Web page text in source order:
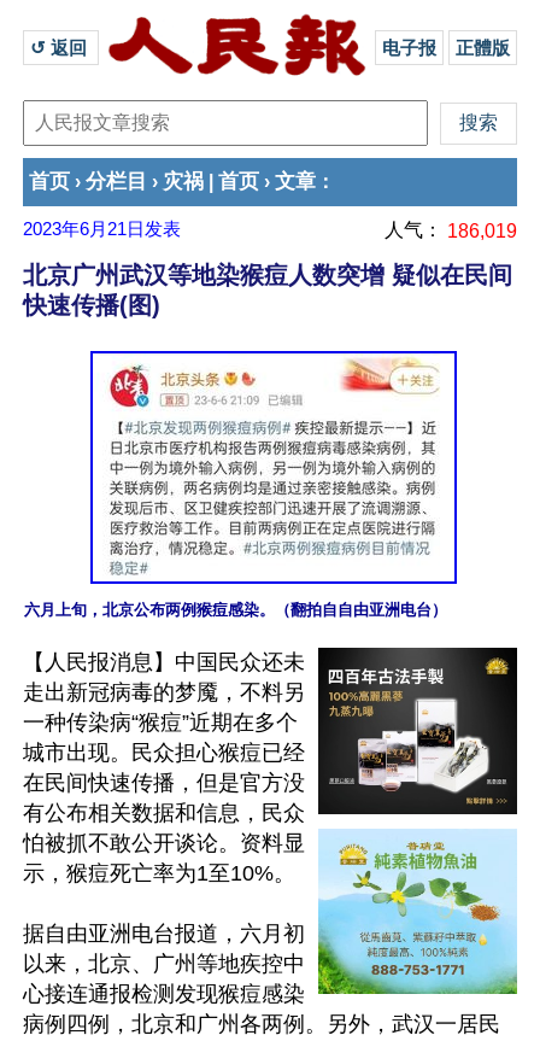
↺ 返回 电子报 正體版
首页 › 分栏目 › 灾祸 首页 › 文章 ：
2023年6月21日 发表 人气： 186,019
北京广州武汉等地染猴痘人数突增 疑似在民间
快速传播(图)
六月上旬，北京公布两例猴痘感染。（翻拍自自由亚洲电台）
【人民报消息】中国民众还未
走出新冠病毒的梦魇，不料另
一种传染病“猴痘”近期在多个
城市出现。民众担心猴痘已经
在民间快速传播，但是官方没
有公布相关数据和信息，民众
怕被抓不敢公开谈论。资料显
示，猴痘死亡率为1至10%。
据自由亚洲电台报道，六月初
以来，北京、广州等地疾控中
心接连通报检测发现猴痘感染
病例四例，北京和广州各两例。另外，武汉一居民